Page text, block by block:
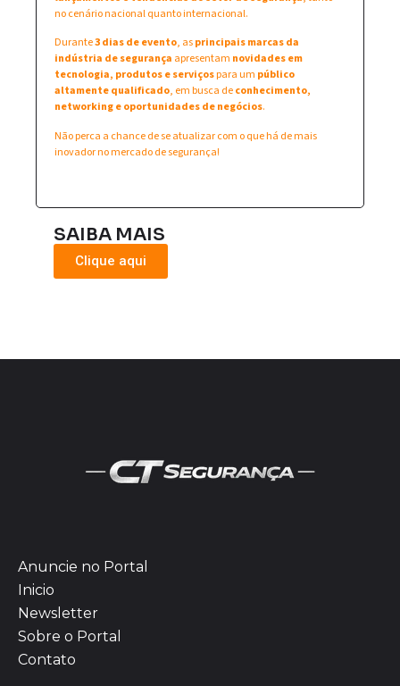
no cenário nacional quanto internacional.
Durante3 dias de evento, asprincipais marcas da
indústria de segurança apresentam novidades em
tecnologia, produtos e serviçospara um público
altamente qualificado, em busca deconhecimento,
networking e oportunidades de negócios.
Não perca a chance de se atualizar com o que há de mais
inovador no mercado de segurança!
SAIBA MAIS
Clique aqui
Anuncie no Portal
Inicio
Newsletter
Sobre o Portal
Contato